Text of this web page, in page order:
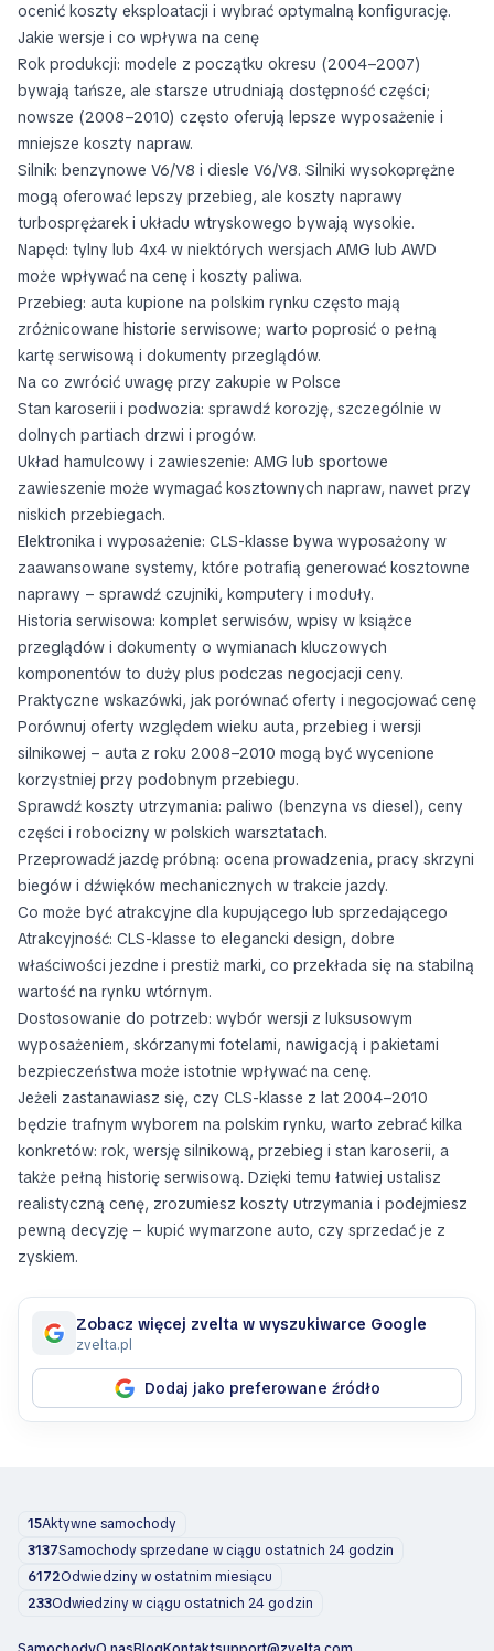
ocenić koszty eksploatacji i wybrać optymalną konfigurację.
Jakie wersje i co wpływa na cenę
Rok produkcji: modele z początku okresu (2004–2007)
bywają tańsze, ale starsze utrudniają dostępność części;
nowsze (2008–2010) często oferują lepsze wyposażenie i
mniejsze koszty napraw.
Silnik: benzynowe V6/V8 i diesle V6/V8. Silniki wysokoprężne
mogą oferować lepszy przebieg, ale koszty naprawy
turbosprężarek i układu wtryskowego bywają wysokie.
Napęd: tylny lub 4x4 w niektórych wersjach AMG lub AWD
może wpływać na cenę i koszty paliwa.
Przebieg: auta kupione na polskim rynku często mają
zróżnicowane historie serwisowe; warto poprosić o pełną
kartę serwisową i dokumenty przeglądów.
Na co zwrócić uwagę przy zakupie w Polsce
Stan karoserii i podwozia: sprawdź korozję, szczególnie w
dolnych partiach drzwi i progów.
Układ hamulcowy i zawieszenie: AMG lub sportowe
zawieszenie może wymagać kosztownych napraw, nawet przy
niskich przebiegach.
Elektronika i wyposażenie: CLS-klasse bywa wyposażony w
zaawansowane systemy, które potrafią generować kosztowne
naprawy – sprawdź czujniki, komputery i moduły.
Historia serwisowa: komplet serwisów, wpisy w książce
przeglądów i dokumenty o wymianach kluczowych
komponentów to duży plus podczas negocjacji ceny.
Praktyczne wskazówki, jak porównać oferty i negocjować cenę
Porównuj oferty względem wieku auta, przebieg i wersji
silnikowej – auta z roku 2008–2010 mogą być wycenione
korzystniej przy podobnym przebiegu.
Sprawdź koszty utrzymania: paliwo (benzyna vs diesel), ceny
części i robocizny w polskich warsztatach.
Przeprowadź jazdę próbną: ocena prowadzenia, pracy skrzyni
biegów i dźwięków mechanicznych w trakcie jazdy.
Co może być atrakcyjne dla kupującego lub sprzedającego
Atrakcyjność: CLS-klasse to elegancki design, dobre
właściwości jezdne i prestiż marki, co przekłada się na stabilną
wartość na rynku wtórnym.
Dostosowanie do potrzeb: wybór wersji z luksusowym
wyposażeniem, skórzanymi fotelami, nawigacją i pakietami
bezpieczeństwa może istotnie wpływać na cenę.
Jeżeli zastanawiasz się, czy CLS-klasse z lat 2004–2010
będzie trafnym wyborem na polskim rynku, warto zebrać kilka
konkretów: rok, wersję silnikową, przebieg i stan karoserii, a
także pełną historię serwisową. Dzięki temu łatwiej ustalisz
realistyczną cenę, zrozumiesz koszty utrzymania i podejmiesz
pewną decyzję – kupić wymarzone auto, czy sprzedać je z
zyskiem.
Zobacz więcej zvelta w wyszukiwarce Google
zvelta.pl
Dodaj jako preferowane źródło
15Aktywne samochody
3137Samochody sprzedane w ciągu ostatnich 24 godzin
6172Odwiedziny w ostatnim miesiącu
233Odwiedziny w ciągu ostatnich 24 godzin